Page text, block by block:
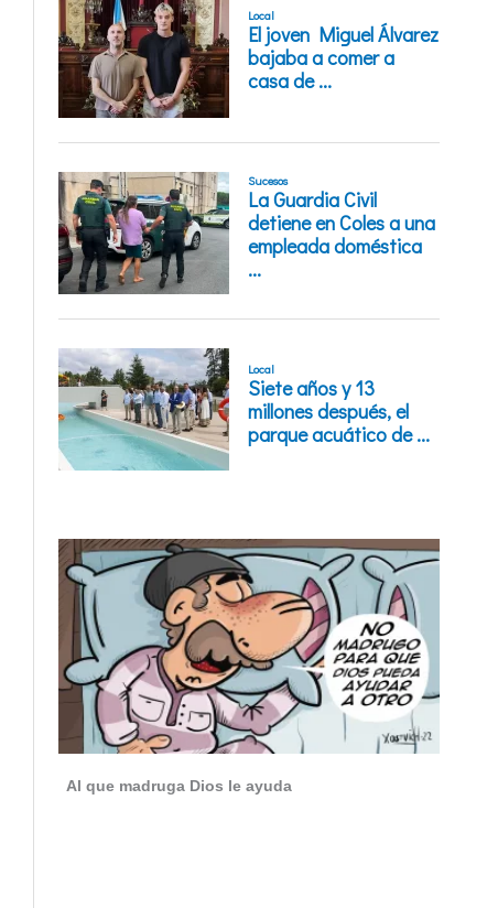
Al que madruga Dios le ayuda